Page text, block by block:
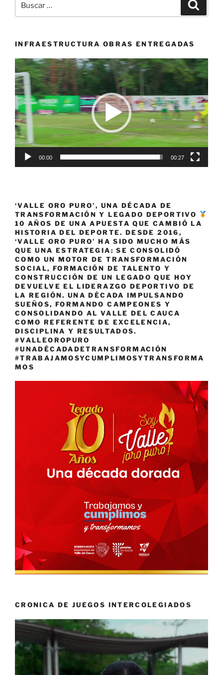
Nacional
Respuesta
Emergencias’»
por:
INFRAESTRUCTURA OBRAS ENTREGADAS
Reproductor
de
vídeo
00:00 00:27
‘VALLE ORO PURO’, UNA DÉCADA DE
TRANSFORMACIÓN Y LEGADO DEPORTIVO
10 AÑOS DE UNA APUESTA QUE CAMBIÓ LA
HISTORIA DEL DEPORTE. DESDE 2016,
‘VALLE ORO PURO’ HA SIDO MUCHO MÁS
QUE UNA ESTRATEGIA: SE CONSOLIDÓ
COMO UN MOTOR DE TRANSFORMACIÓN
SOCIAL, FORMACIÓN DE TALENTO Y
CONSTRUCCIÓN DE UN LEGADO QUE HOY
DEVUELVE EL LIDERAZGO DEPORTIVO DE
LA REGIÓN. UNA DÉCADA IMPULSANDO
SUEÑOS, FORMANDO CAMPEONES Y
CONSOLIDANDO AL VALLE DEL CAUCA
COMO REFERENTE DE EXCELENCIA,
DISCIPLINA Y RESULTADOS.
#VALLEOROPURO
#UNADÉCADADETRANSFORMACIÓN
#TRABAJAMOSYCUMPLIMOSYTRANSFORMA
MOS
CRONICA DE JUEGOS INTERCOLEGIADOS
Reproductor
vídeo